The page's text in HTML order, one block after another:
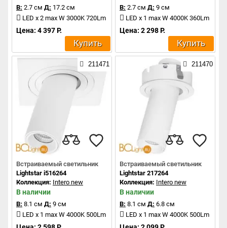
В: 2.7 см Д: 17.2 см
LED x 2 max W 3000K 720Lm
Цена: 4 397 Р.
Купить
В: 2.7 см Д: 9 см
LED x 1 max W 4000K 360Lm
Цена: 2 298 Р.
Купить
211471
Встраиваемый светильник
Lightstar i516264
Коллекция: Intero new
В наличии
В: 8.1 см Д: 9 см
LED x 1 max W 4000K 500Lm
211470
Встраиваемый светильник
Lightstar 217264
Коллекция: Intero new
В наличии
В: 8.1 см Д: 6.8 см
LED x 1 max W 4000K 500Lm